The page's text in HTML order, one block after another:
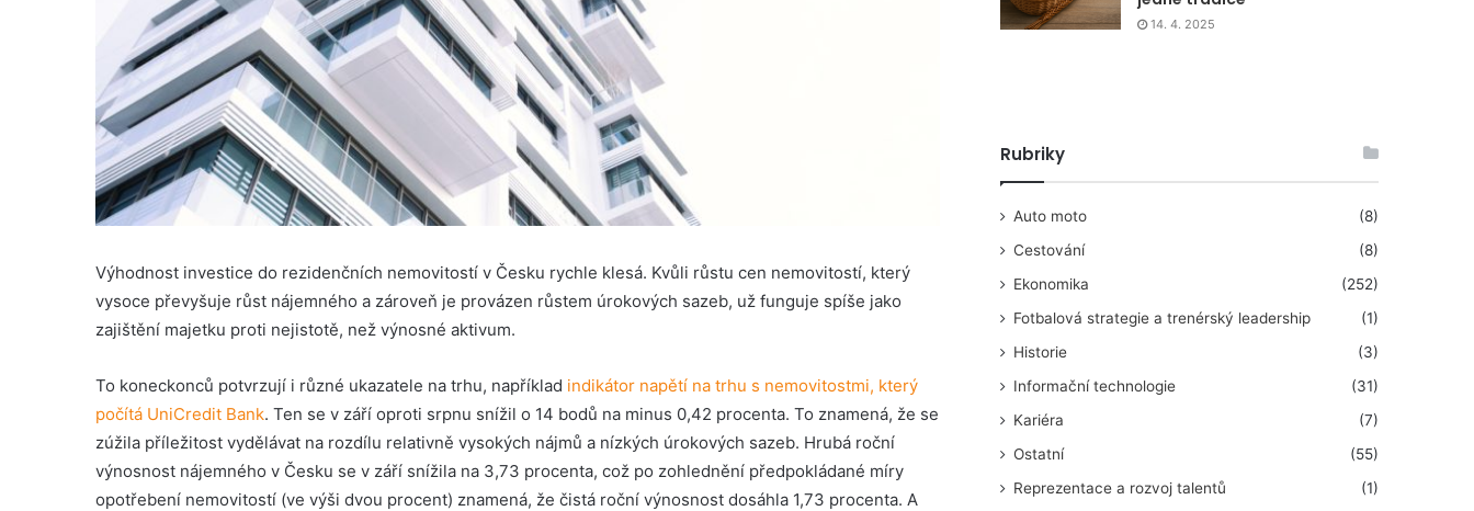
Výhodnost investice do rezidenčních nemovitostí v Česku rychle klesá. Kvůli růstu cen nemovitostí, který
vysoce převyšuje růst nájemného a zároveň je provázen růstem úrokových sazeb, už funguje spíše jako
zajištění majetku proti nejistotě, než výnosné aktivum.
To koneckonců potvrzují i různé ukazatele na trhu, například indikátor napětí na trhu s nemovitostmi, který
počítá UniCredit Bank. Ten se v září oproti srpnu snížil o 14 bodů na minus 0,42 procenta. To znamená, že se
zúžila příležitost vydělávat na rozdílu relativně vysokých nájmů a nízkých úrokových sazeb. Hrubá roční
výnosnost nájemného v Česku se v září snížila na 3,73 procenta, což po zohlednění předpokládané míry
opotřebení nemovitostí (ve výši dvou procent) znamená, že čistá roční výnosnost dosáhla 1,73 procenta. A
14. 4. 2025
Rubriky
Auto moto
(8)
Cestování
(8)
Ekonomika
(252)
Fotbalová strategie a trenérský leadership
(1)
Historie
(3)
Informační technologie
(31)
Kariéra
(7)
Ostatní
(55)
Reprezentace a rozvoj talentů
(1)